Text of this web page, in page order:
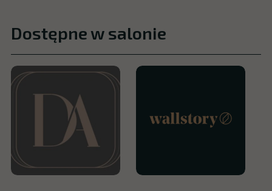
Dostępne w salonie